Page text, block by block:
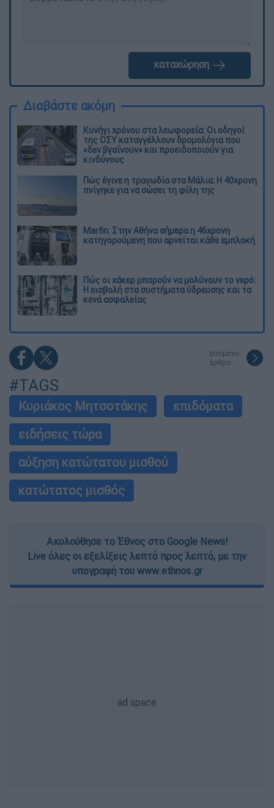
καταχώρηση
Διαβάστε ακόμη
Κυνήγι χρόνου στα λεωφορεία: Οι οδηγοί
της ΟΣΥ καταγγέλλουν δρομολόγια που
«δεν βγαίνουν» και προειδοποιούν για
κινδύνους
Πώς έγινε η τραγωδία στα Μάλια: Η 40χρονη
πνίγηκε για να σώσει τη φίλη της
Marfin: Στην Αθήνα σήμερα η 46χρονη
κατηγορούμενη που αρνείται κάθε εμπλοκή
Πώς οι χάκερ μπορούν να μολύνουν το νερό:
Η εισβολή στα συστήματα ύδρευσης και τα
κενά ασφαλείας
επόμενο
άρθρο
#TAGS
Κυριάκος Μητσοτάκης
επιδόματα
ειδήσεις τώρα
αύξηση κατώτατου μισθού
κατώτατος μισθός
Ακολούθησε το Έθνος στο Google News!
Live όλες οι εξελίξεις λεπτό προς λεπτό, με την
υπογραφή του www.ethnos.gr